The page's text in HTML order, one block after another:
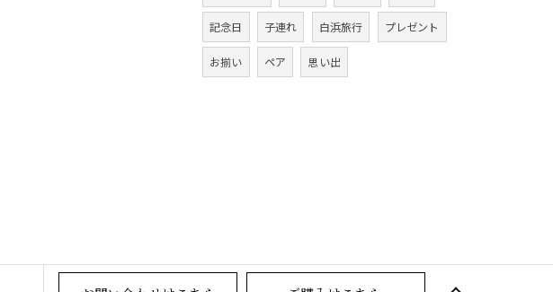
記念日 子連れ 白浜旅行 プレゼント
お揃い ペア 思い出